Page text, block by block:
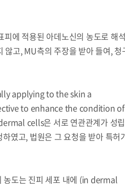
에 적용된 아데노신의 농도로 해석
않고, MU측의 주장을 받아 들여, 청
applying to the skin a
to enhance the condition of
cells은 서로 연관관계가 성립
였고, 법원은 그 요청을 받아 특허
농도는 진피 세포 내에 (in dermal